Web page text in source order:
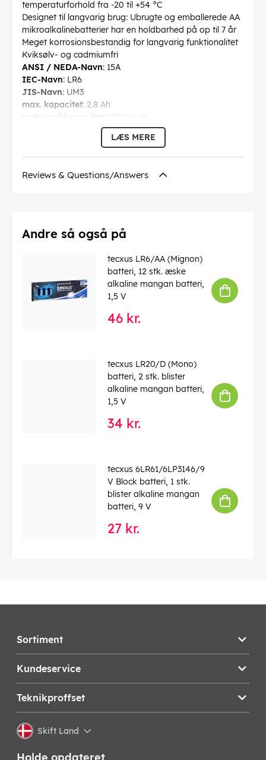
temperaturforhold fra -20 til +54 °C
Designet til langvarig brug: Ubrugte og emballerede AA
mikroalkalinebatterier har en holdbarhed på op til 7 år
Meget korrosionsbestandig for langvarig funktionalitet
Kviksølv- og cadmiumfri
ANSI / NEDA-Navn: 15A
IEC-Navn: LR6
JIS-Navn: UM3
max. kapacitet: 2.8 Ah
maksimal kapacitet
: 2800 mAh
: AA (Mignon)
: 7 års
Spænding: 1.5 V
Diameter: 14.5 mm
Vægt: 23.5 g
genopladelige: nej
LÆS MERE
Reviews & Questions/Answers
Andre så også på
tecxus LR6/AA (Mignon)
batteri, 12 stk. æske
alkaline mangan batteri,
1,5 V
46 kr.
tecxus LR20/D (Mono)
batteri, 2 stk. blister
alkaline mangan batteri,
1,5 V
34 kr.
tecxus 6LR61/6LP3146/9
V Block batteri, 1 stk.
blister alkaline mangan
batteri, 9 V
27 kr.
Sortiment
Kundeservice
Teknikproffset
Skift Land